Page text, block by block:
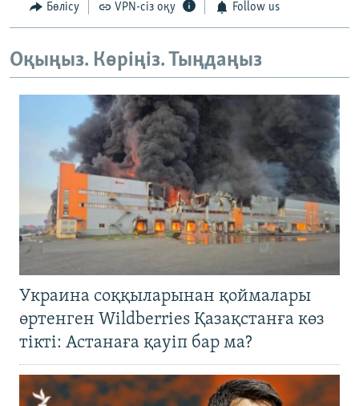
Бөлісу VPN-сіз оқу Follow us
Оқыңыз. Көріңіз. Тыңдаңыз
Украина соққыларынан қоймалары
өртенген Wildberries Қазақстанға көз
тікті: Астанаға қауіп бар ма?